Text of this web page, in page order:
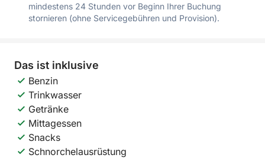
mindestens 24 Stunden vor Beginn Ihrer Buchung
stornieren (ohne Servicegebühren und Provision).
Das ist inklusive
Benzin
Trinkwasser
Getränke
Mittagessen
Snacks
Schnorchelausrüstung